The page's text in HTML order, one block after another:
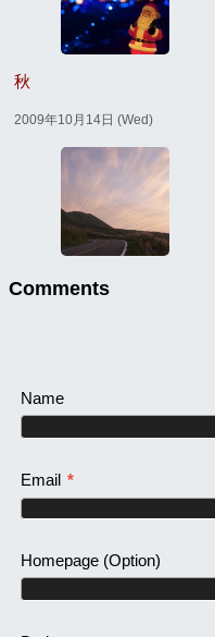
秋
2009年10月14日 (Wed)
Comments
Name
Email *
Homepage(Option)